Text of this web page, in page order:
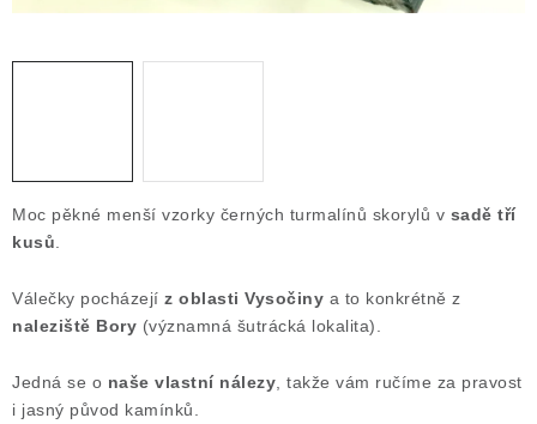
Kontakt
Moc pěkné menší vzorky černých turmalínů skorylů v sadě tří
kusů
Válečky pocházejí z oblasti Vysočiny a to konkrétně z
naleziště Bory (významná šutrácká lokalita).
Jedná se o naše vlastní nálezy , takže vám ručíme za pravost
i jasný původ kamínků.